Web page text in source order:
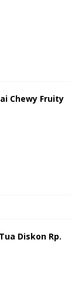
Chewy Fruity
Diskon Rp.